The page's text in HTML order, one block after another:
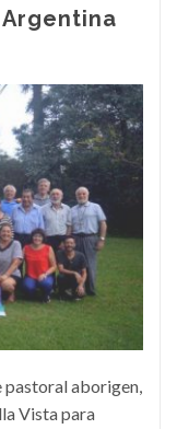
pastoral aborigen,
Vista para